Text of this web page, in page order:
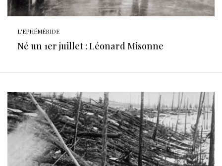
L'EPHÉMÉRIDE
Né un 1er juillet : Léonard Misonne